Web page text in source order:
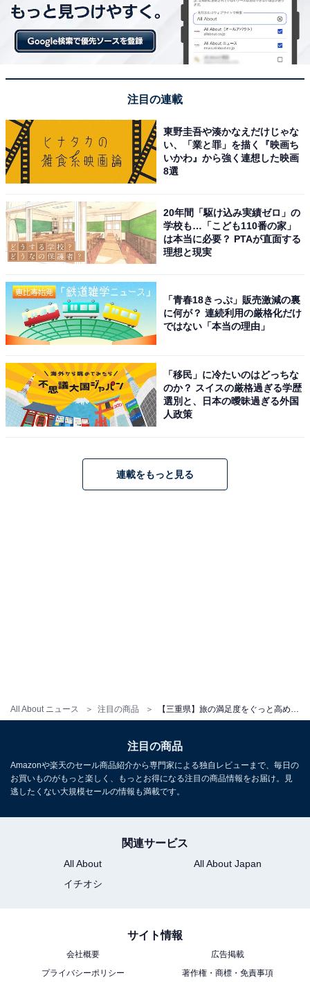
All About ニュース 注目の商品
「湯めぐり海百景 鳥羽シーサイドホテル」は絶景
と3つの名湯を満喫できる宿
湯めぐり海百景 鳥羽シーサイドホテル（画像：「湯めぐり海百景 鳥羽シー
サイドホテル」公式Webサイトより）
「湯めぐり海百景 鳥羽シーサイドホテル」は、鳥羽湾の
絶景を望む3つの館からなるリゾートです。最大の魅力
は趣の異なる3つの大浴場。展望露天風呂の「風見の
湯」、海に近い「岬の湯」、スパ施設が充実した「汀の
湯」で榊原温泉「七栗の湯」を心ゆくまで満喫できま
の幸を堪能。オーシャンビューの客室や露天風呂付きの
客室も高い人気を誇ります。
所在地：三重県鳥羽市安楽島町1084
勢自動車道伊勢ICより伊勢二見鳥羽ライン経由
料金
※プラン・部屋により価格は変動します
チェックイン・チェックアウト
チェックアウト：10:00
※プランにより時間が異なる可能性があります
注目の連載
東野圭吾や湊かなえだけじゃな
い、「業と罪」を描く『映画ち
いかわ』から強く連想した映画
8選
20年間「駆け込み実績ゼロ」の
学校も…「こども110番の家」
は本当に必要？ PTAが直面する
理想と現実
「青春18きっぷ」販売激減の裏
に何が？ 連続利用の厳格化だけ
ではない「本当の理由」
「移民」に冷たいのはどっちな
のか？ スイスの厳格過ぎる学歴
選別と、日本の曖昧過ぎる外国
人政策
連載をもっと見る
注目の商品
Amazonや楽天のセール商品紹介から専門家による独自レビューまで、毎日の
お買いものがもっと楽しく、もっとお得になる注目の商品情報をお届け。見
逃したくない大規模セールの情報も満載です。
関連サービス
All About
All About Japan
イチオシ
サイト情報
会社概要
広告掲載
プライバシーポリシー
著作権・商標・免責事項